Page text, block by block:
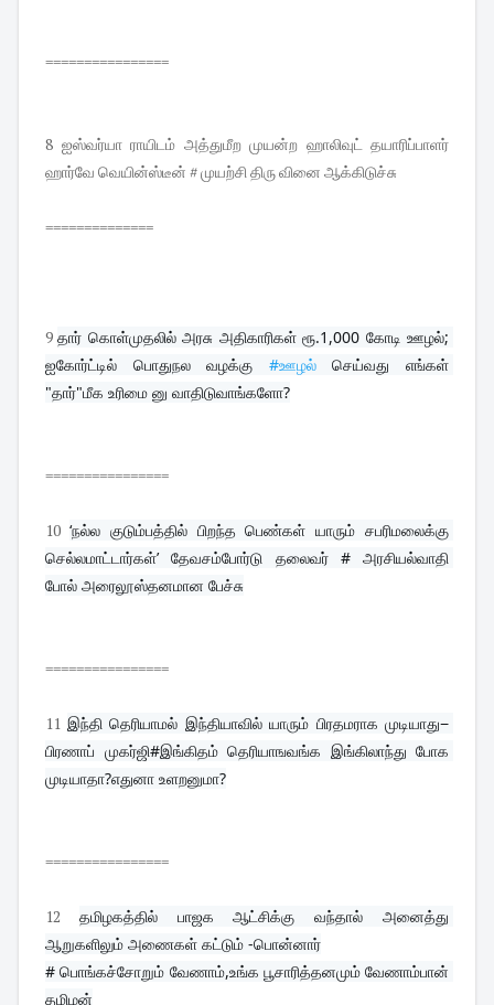
================
8 ஐஸ்வர்யா ராயிடம் அத்துமீற முயன்ற ஹாலிவுட் தயாரிப்பாளர்
ஹார்வே வெயின்ஸ்டீன் # முயற்சி திரு வினை ஆக்கிடுச்சு
==============
9தார் கொள்முதலில் அரசு அதிகாரிகள் ரூ.1,000 கோடி ஊழல்;
ஐகோர்ட்டில் பொதுநல வழக்கு #ஊழல் செய்வது எங்கள்
"தார்"மீக உரிமை னு வாதிடுவாங்களோ?
================
10 ‘நல்ல குடும்பத்தில் பிறந்த பெண்கள் யாரும் சபரிமலைக்கு
செல்லமாட்டார்கள்’ தேவசம்போர்டு தலைவர் # அரசியல்வாதி
போல் அரைலூஸ்தனமான பேச்சு
================
11 இந்தி தெரியாமல் இந்தியாவில் யாரும் பிரதமராக முடியாது−
பிரணாப் முகர்ஜி#இங்கிதம் தெரியாஙவங்க இங்கிலாந்து போக
முடியாதா?எதுனா உளறனுமா?
================
12 தமிழகத்தில் பாஜக ஆட்சிக்கு வந்தால் அனைத்து
ஆறுகளிலும் அணைகள் கட்டும் -பொன்னார்
# பொங்கச்சோறும் வேணாம்,உங்க பூசாரித்தனமும் வேணாம்பான்
தமிழன்